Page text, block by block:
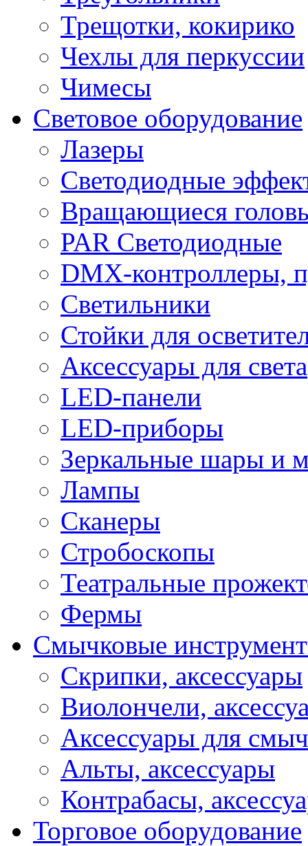
Трещотки, кокирико
Чехлы для перкуссии
Чимесы
Световое оборудование
Лазеры
Светодиодные
Вращающиеся
PAR Светодиодные
DMX-контроллеры,
Светильники
Стойки для
Аксессуары для света
LED-панели
LED-приборы
Зеркальные шары и
Лампы
Сканеры
Стробоскопы
Театральные
Фермы
Смычковые
Скрипки, аксессуары
Виолончели,
Аксессуары для
Альты, аксессуары
Контрабасы,
Торговое оборудование